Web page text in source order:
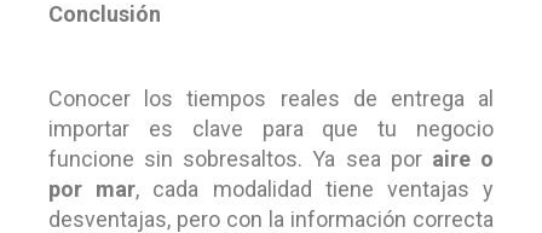
Conclusión
Conocer los tiempos reales de entrega al
importar es clave para que tu negocio
funcione sin sobresaltos. Ya sea por aire o
por mar, cada modalidad tiene ventajas y
desventajas, pero con la información correcta